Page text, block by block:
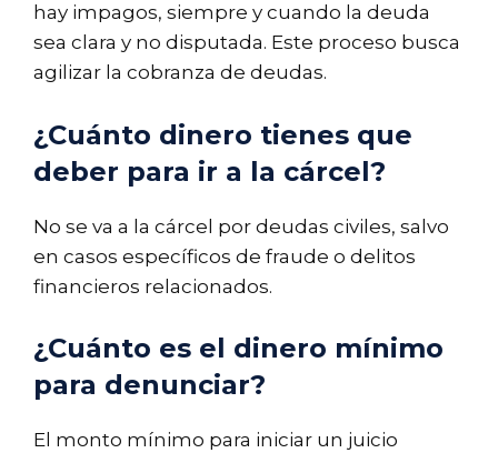
hay impagos, siempre y cuando la deuda
sea clara y no disputada. Este proceso busca
agilizar la cobranza de deudas.
¿Cuánto dinero tienes que
deber para ir a la cárcel?
No se va a la cárcel por deudas civiles, salvo
en casos específicos de fraude o delitos
financieros relacionados.
¿Cuánto es el dinero mínimo
para denunciar?
El monto mínimo para iniciar un juicio